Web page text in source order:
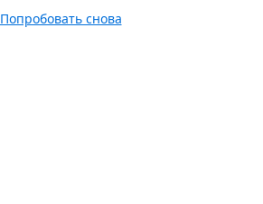
Попробовать снова